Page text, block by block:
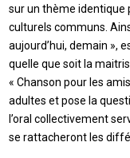
sur un thème identique
culturels communs.
aujourd’hui, demain »,
quelle que soit la
« Chanson pour les
adultes et pose la
l’oral collectivement
se rattacheront les